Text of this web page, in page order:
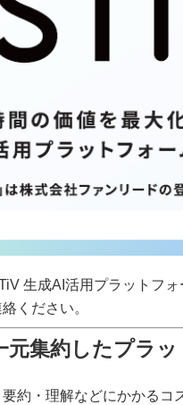
生成AI活用プラットフ
ください。
元集約したプラ
約・理解などにかかるコ